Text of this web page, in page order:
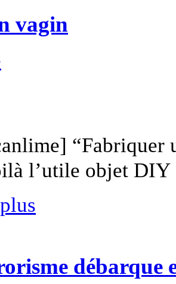
vagin
“Fabriquer
l’utile objet
débarque